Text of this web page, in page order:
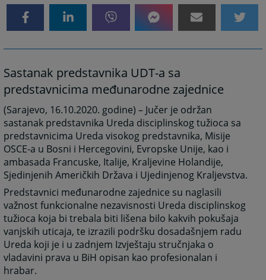
Sastanak predstavnika UDT-a sa
predstavnicima međunarodne zajednice
(Sarajevo, 16.10.2020. godine) – Jučer je održan
sastanak predstavnika Ureda disciplinskog tužioca sa
predstavnicima Ureda visokog predstavnika, Misije
OSCE-a u Bosni i Hercegovini, Evropske Unije, kao i
ambasada Francuske, Italije, Kraljevine Holandije,
Sjedinjenih Američkih Država i Ujedinjenog Kraljevstva.
Predstavnici međunarodne zajednice su naglasili
važnost funkcionalne nezavisnosti Ureda disciplinskog
tužioca koja bi trebala biti lišena bilo kakvih pokušaja
vanjskih uticaja, te izrazili podršku dosadašnjem radu
Ureda koji je i u zadnjem Izvještaju stručnjaka o
vladavini prava u BiH opisan kao profesionalan i
hrabar.